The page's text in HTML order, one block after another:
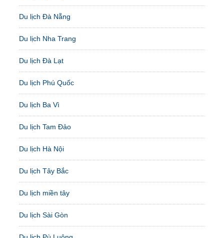
Du lịch Đà Nẵng
Du lịch Nha Trang
Du lịch Đà Lạt
Du lịch Phú Quốc
Du lịch Ba Vì
Du lịch Tam Đảo
Du lịch Hà Nội
Du lịch Tây Bắc
Du lịch miền tây
Du lịch Sài Gòn